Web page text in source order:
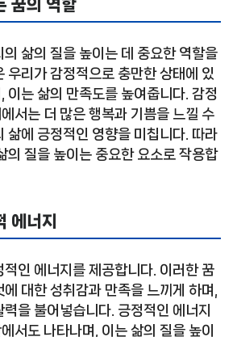
꿈의 역할
의 삶의 질을 높이는 데 중요한 역할을
우리가 감정적으로 충만한 상태에 있
이는 삶의 만족도를 높여줍니다. 감정
서는 더 많은 행복과 기쁨을 느낄 수
삶에 긍정적인 영향을 미칩니다. 따라
의 질을 높이는 중요한 요소로 작용합
에너지
적인 에너지를 제공합니다. 이러한 꿈
대한 성취감과 만족을 느끼게 하며,
을 불어넣습니다. 긍정적인 에너지
서도 나타나며, 이는 삶의 질을 높이